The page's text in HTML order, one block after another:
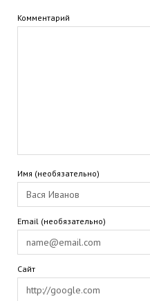
Комментарий
Имя (необязательно)
Email (необязательно)
Сайт